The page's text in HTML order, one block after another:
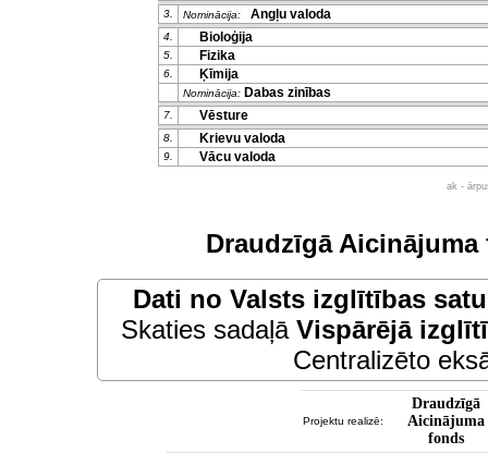
3. Nominācija: Angļu valoda
4. Bioloģija
5. Fizika
6. Ķīmija
Nominācija: Dabas zinības
7. Vēsture
8. Krievu valoda
9. Vācu valoda
ak -
Draudzīgā
Dati no Valsts izglītības
Skaties sadaļā Vispārējā
Centralizēto
Projektu realizē:
Draudzīgā
Aicinājuma
fonds